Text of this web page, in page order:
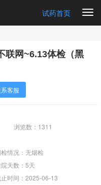
试药首页
联网~6.13体检（黑
客服
浏览数：1311
情况：无烟检
天数：5天
时间：2025-06-13